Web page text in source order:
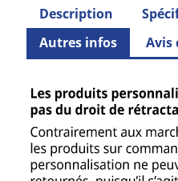
Description
Autres infos
Avis